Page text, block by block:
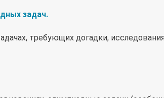
задач.
требующих догадки,